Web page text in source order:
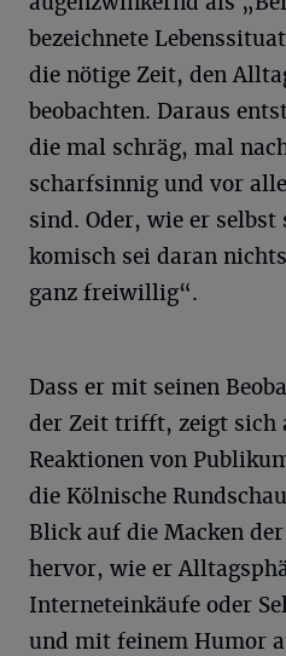
bezeichnete
die nötige Zeit, den
beobachten. Daraus
die mal schräg, mal
scharfsinnig und vor
sind. Oder, wie er
komisch sei daran
ganz freiwillig“.
Dass er mit seinen
der Zeit trifft, zeigt sich
Reaktionen von
die Kölnische
Blick auf die Macken
hervor, wie er
Interneteinkäufe oder
und mit feinem Humor